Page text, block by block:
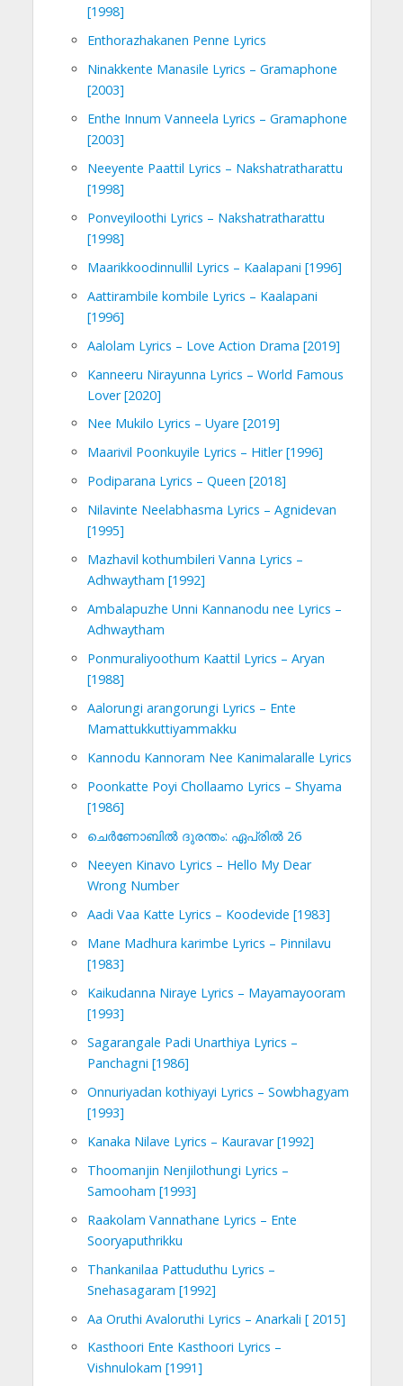
[1998]
Enthorazhakanen Penne Lyrics
Ninakkente Manasile Lyrics – Gramaphone
[2003]
Enthe Innum Vanneela Lyrics – Gramaphone
[2003]
Neeyente Paattil Lyrics – Nakshatratharattu
[1998]
Ponveyiloothi Lyrics – Nakshatratharattu
[1998]
Maarikkoodinnullil Lyrics – Kaalapani [1996]
Aattirambile kombile Lyrics – Kaalapani
[1996]
Aalolam Lyrics – Love Action Drama [2019]
Kanneeru Nirayunna Lyrics – World Famous
Lover [2020]
Nee Mukilo Lyrics – Uyare [2019]
Maarivil Poonkuyile Lyrics – Hitler [1996]
Podiparana Lyrics – Queen [2018]
Nilavinte Neelabhasma Lyrics – Agnidevan
[1995]
Mazhavil kothumbileri Vanna Lyrics –
Adhwaytham [1992]
Ambalapuzhe Unni Kannanodu nee Lyrics –
Adhwaytham
Ponmuraliyoothum Kaattil Lyrics – Aryan
[1988]
Aalorungi arangorungi Lyrics – Ente
Mamattukkuttiyammakku
Kannodu Kannoram Nee Kanimalaralle Lyrics
Poonkatte Poyi Chollaamo Lyrics – Shyama
[1986]
ചെര്‍ണോബില്‍ ദുരന്തം: ഏപ്രില്‍ 26
Neeyen Kinavo Lyrics – Hello My Dear
Wrong Number
Aadi Vaa Katte Lyrics – Koodevide [1983]
Mane Madhura karimbe Lyrics – Pinnilavu
[1983]
Kaikudanna Niraye Lyrics – Mayamayooram
[1993]
Sagarangale Padi Unarthiya Lyrics –
Panchagni [1986]
Onnuriyadan kothiyayi Lyrics – Sowbhagyam
[1993]
Kanaka Nilave Lyrics – Kauravar [1992]
Thoomanjin Nenjilothungi Lyrics –
Samooham [1993]
Raakolam Vannathane Lyrics – Ente
Sooryaputhrikku
Thankanilaa Pattuduthu Lyrics –
Snehasagaram [1992]
Aa Oruthi Avaloruthi Lyrics – Anarkali [ 2015]
Kasthoori Ente Kasthoori Lyrics –
Vishnulokam [1991]